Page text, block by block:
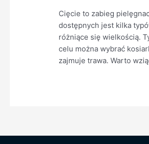
Cięcie to zabieg
dostępnych jest kilka
różniące się wielkością.
celu można wybrać
zajmuje trawa. Warto